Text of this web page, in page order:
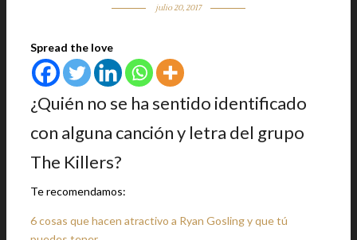
julio 20, 2017
Spread the love
¿Quién no se ha sentido identificado
con alguna canción y letra del grupo
The Killers?
Te recomendamos:
6 cosas que hacen atractivo a Ryan Gosling y que tú